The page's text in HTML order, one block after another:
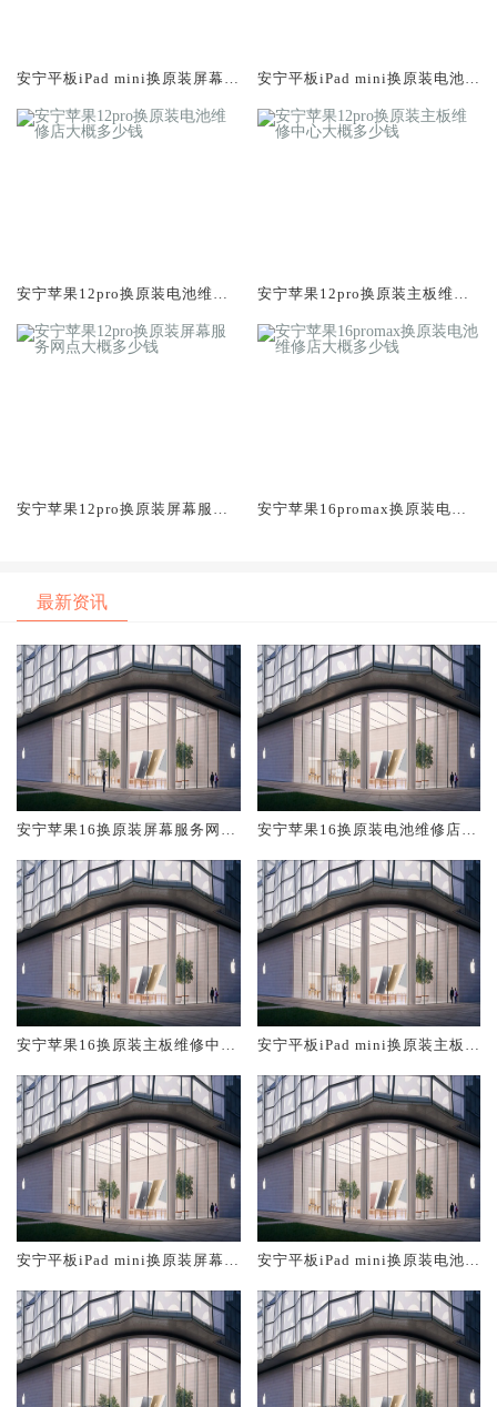
安宁平板iPad mini换原装屏幕服
安宁平板iPad mini换原装电池维
安宁苹果12pro换原装电池维修
安宁苹果12pro换原装主板维修
安宁苹果12pro换原装屏幕服务
安宁苹果16promax换原装电池
最新资讯
安宁苹果16换原装屏幕服务网点
安宁苹果16换原装电池维修店大
安宁苹果16换原装主板维修中心
安宁平板iPad mini换原装主板维
安宁平板iPad mini换原装屏幕服
安宁平板iPad mini换原装电池维